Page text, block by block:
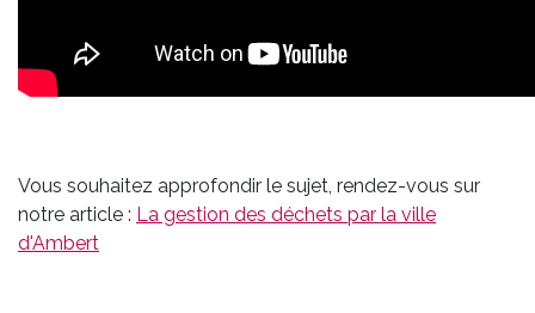
Vous souhaitez approfondir le sujet, rendez-vous sur
notre article : La gestion des déchets par la ville
d'Ambert